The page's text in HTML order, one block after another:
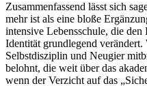
Zusammenfassend lässt sich
mehr ist als eine bloße
intensive Lebensschule, die
Identität grundlegend
Selbstdisziplin und Neugier
belohnt, die weit über das
wenn der Verzicht auf das